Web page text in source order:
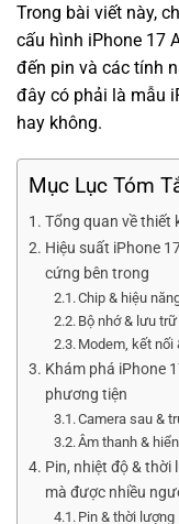
Trong bài viết này,
cấu hình iPhone 17
đến pin và các tính
đây có phải là mẫu
hay không.
Mục Lục Tóm
Tổng quan về thiết
Hiệu suất iPhone
cứng bên trong
Chip & hiệu
Bộ nhớ & lưu trữ
Modem, kết nối
Khám phá iPhone
phương tiện
Camera sau &
Âm thanh &
Pin, nhiệt độ & thời
mà được nhiều
Pin & thời lượng